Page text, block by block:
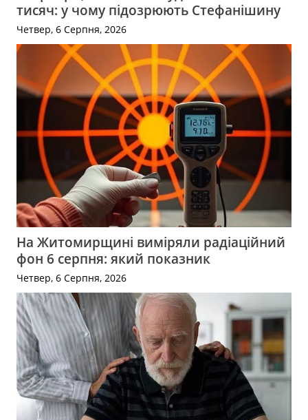
тисяч: у чому підозрюють Стефанішину
Четвер, 6 Серпня, 2026
На Житомирщині виміряли радіаційний
фон 6 серпня: який показник
Четвер, 6 Серпня, 2026